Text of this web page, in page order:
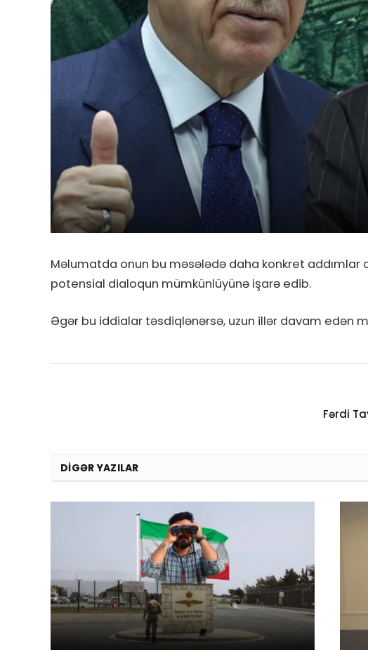
Məlumatda onun bu məsələdə daha konkret addımlar
potensial dialoqun mümkünlüyünə işarə edib.
Əgər bu iddialar təsdiqlənərsə, uzun illər davam edən
Fərdi
DIGƏR YAZILAR